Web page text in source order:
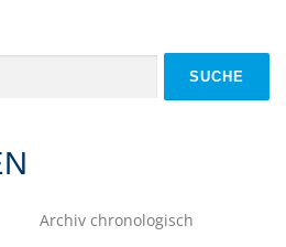
Archiv chronologisch